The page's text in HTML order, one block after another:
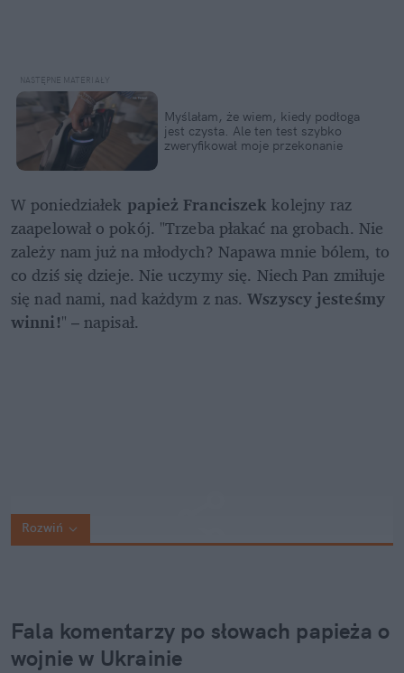
Myślałam, że wiem, kiedy podłoga
jest czysta. Ale ten test szybko
zweryfikował moje przekonanie
W poniedziałek papież Franciszek kolejny raz
zaapelował o pokój. "Trzeba płakać na grobach. Nie
zależy nam już na młodych? Napawa mnie bólem, to
co dziś się dzieje. Nie uczymy się. Niech Pan zmiłuje
się nad nami, nad każdym z nas. Wszyscy jesteśmy
winni!" – napisał.
Rozwiń
Fala komentarzy po słowach papieża o
wojnie w Ukrainie